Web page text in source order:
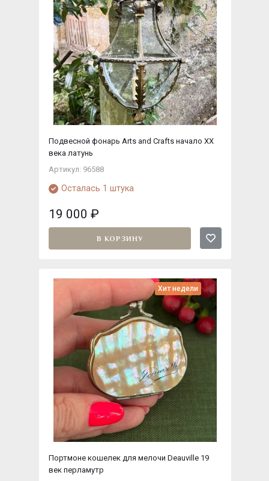
Подвесной фонарь Arts and Crafts начало ХХ
века латунь
Артикул: 96588
Осталась 1 штука
19 000 ₽
В КОРЗИНУ
Хит недели
Портмоне кошелек для мелочи Deauville 19
век перламутр